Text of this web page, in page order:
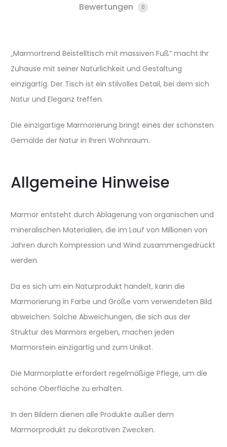
Bewertungen 0
„Marmortrend Beistelltisch mit massiven Fuß“ macht Ihr
Zuhause mit seiner Natürlichkeit und Gestaltung
einzigartig. Der Tisch ist ein stilvolles Detail, bei dem sich
Natur und Eleganz treffen.
Die einzigartige Marmorierung bringt eines der schönsten
Gemälde der Natur in Ihren Wohnraum.
Allgemeine Hinweise
Marmor entsteht durch Ablagerung von organischen und
mineralischen Materialien, die im Lauf von Millionen von
Jahren durch Kompression und Wind zusammengedrückt
werden.
Da es sich um ein Naturprodukt handelt, kann die
Marmorierung in Farbe und Größe vom verwendeten Bild
abweichen. Solche Abweichungen, die sich aus der
Struktur des Marmors ergeben, machen jeden
Marmorstein einzigartig und zum Unikat.
Die Marmorplatte erfordert regelmäßige Pflege, um die
schöne Oberfläche zu erhalten.
In den Bildern dienen alle Produkte außer dem
Marmorprodukt zu dekorativen Zwecken.